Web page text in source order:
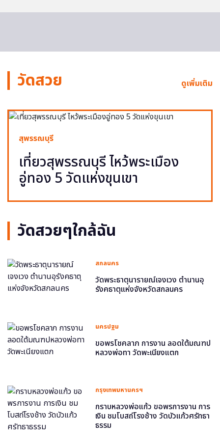
วัดสวย ดูเพิ่มเติม
สุพรรณบุรี
เที่ยวสุพรรณบุรี ไหว้พระเมือง
อู่ทอง 5 วัดแห่งขุนเขา
วัดสวยๆใกล้ฉัน
สกลนคร
วัดพระธาตุนารายณ์เจงเวง ตำนานอุ
รังคธาตุแห่งจังหวัดสกลนคร
นครปฐม
ขอพรโชคลาภ การงาน ลอดใต้มณฑป
หลวงพ่อทา วัดพะเนียงแตก
กรุงเทพมหานครฯ
กราบหลวงพ่อแก้ว ขอพรการงาน การ
เงิน ชมโบสถ์โรงช้าง วัดบัวแก้วศรัทธา
ธรรม